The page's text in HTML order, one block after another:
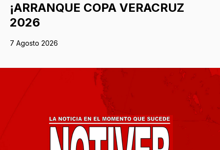
¡ARRANQUE COPA VERACRUZ
2026
7 Agosto 2026